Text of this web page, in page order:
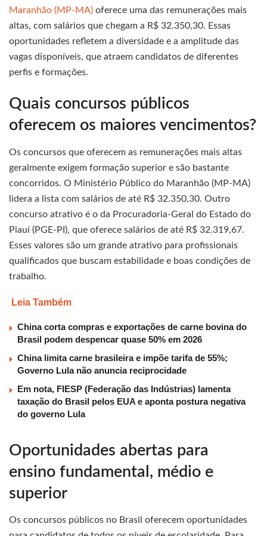
Maranhão (MP-MA) oferece uma das remunerações mais
altas, com salários que chegam a R$ 32.350,30. Essas
oportunidades refletem a diversidade e a amplitude das
vagas disponíveis, que atraem candidatos de diferentes
perfis e formações.
Quais concursos públicos
oferecem os maiores vencimentos?
Os concursos que oferecem as remunerações mais altas
geralmente exigem formação superior e são bastante
concorridos. O Ministério Público do Maranhão (MP-MA)
lidera a lista com salários de até R$ 32.350,30. Outro
concurso atrativo é o da Procuradoria-Geral do Estado do
Piauí (PGE-PI), que oferece salários de até R$ 32.319,67.
Esses valores são um grande atrativo para profissionais
qualificados que buscam estabilidade e boas condições de
trabalho.
Leia Também
China corta compras e exportações de carne bovina do
Brasil podem despencar quase 50% em 2026
China limita carne brasileira e impõe tarifa de 55%;
Governo Lula não anuncia reciprocidade
Em nota, FIESP (Federação das Indústrias) lamenta
taxação do Brasil pelos EUA e aponta postura negativa
do governo Lula
Oportunidades abertas para
ensino fundamental, médio e
superior
Os concursos públicos no Brasil oferecem oportunidades